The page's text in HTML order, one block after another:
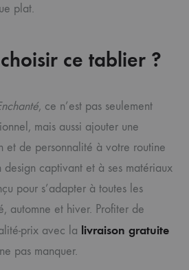
plat.
ce tablier ?
, ce n’est pas seulement
mais aussi ajouter une
et de personnalité à votre routine
captivant et à ses matériaux
pour s’adapter à toutes les
automne et hiver. Profiter de
prix avec la livraison gratuite
pas manquer.